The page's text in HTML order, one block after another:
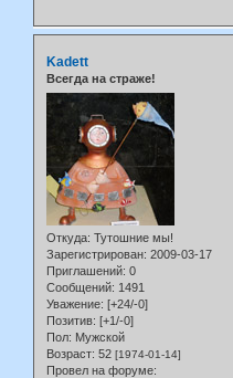
Kadett
Всегда на страже!
Откуда: Тутошние мы!
Зарегистрирован: 2009-03-17
Приглашений: 0
Сообщений: 1491
Уважение: [+24/-0]
Позитив: [+1/-0]
Пол: Мужской
Возраст: 52 [1974-01-14]
Провел на форуме: